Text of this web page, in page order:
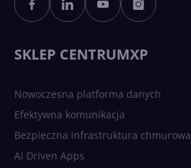
Sztuczna
polsku.
SKLEP CENTRUMXP
Nowoczesna platforma danych
Efektywna komunikacja
Bezpieczna infrastruktura chmurowa
AI Driven Apps